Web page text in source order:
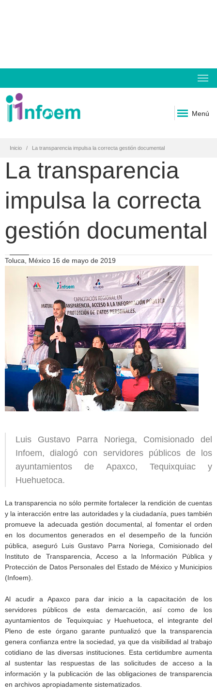
Menú
Inicio La transparencia impulsa la correcta gestión documental
La transparencia
impulsa la correcta
gestión documental
Toluca, México 16 de mayo de 2019
Luis Gustavo Parra Noriega, Comisionado del
Infoem, dialogó con servidores públicos de los
ayuntamientos de Apaxco, Tequixquiac y
Huehuetoca.
La transparencia no sólo permite fortalecer la rendición de cuentas
y la interacción entre las autoridades y la ciudadanía, pues también
promueve la adecuada gestión documental, al fomentar el orden
en los documentos generados en el desempeño de la función
pública, aseguró Luis Gustavo Parra Noriega, Comisionado del
Instituto de Transparencia, Acceso a la Información Pública y
Protección de Datos Personales del Estado de México y Municipios
(Infoem).
Al acudir a Apaxco para dar inicio a la capacitación de los
servidores públicos de esta demarcación, así como de los
ayuntamientos de Tequixquiac y Huehuetoca, el integrante del
Pleno de este órgano garante puntualizó que la transparencia
genera confianza entre la sociedad, ya que da visibilidad al trabajo
cotidiano de las diversas instituciones. Esta certidumbre aumenta
al sustentar las respuestas de las solicitudes de acceso a la
información y la publicación de las obligaciones de transparencia
en archivos apropiadamente sistematizados.